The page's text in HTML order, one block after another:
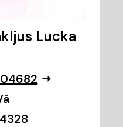
Lucka